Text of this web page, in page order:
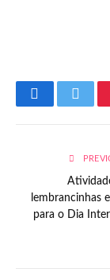
Facebook
lembrancinhas
para o Dia